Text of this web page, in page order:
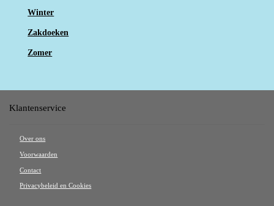
Winter
Zakdoeken
Zomer
Klantenservice
Over ons
Voorwaarden
Contact
Privacybeleid en Cookies